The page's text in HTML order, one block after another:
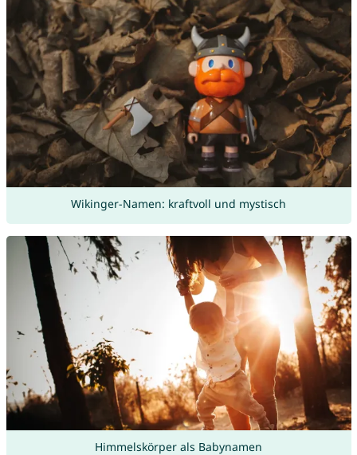
Wikinger-Namen: kraftvoll und mystisch
Himmelskörper als Babynamen